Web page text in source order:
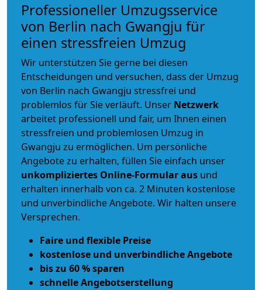
Professioneller Umzugsservice
von Berlin nach Gwangju für
einen stressfreien Umzug
Wir unterstützen Sie gerne bei diesen
Entscheidungen und versuchen, dass der Umzug
von Berlin nach Gwangju stressfrei und
problemlos für Sie verläuft. Unser Netzwerk
arbeitet professionell und fair, um Ihnen einen
stressfreien und problemlosen Umzug in
Gwangju zu ermöglichen. Um persönliche
Angebote zu erhalten, füllen Sie einfach unser
unkompliziertes Online-Formular aus und
erhalten innerhalb von ca. 2 Minuten kostenlose
und unverbindliche Angebote. Wir halten unsere
Versprechen.
Faire und flexible Preise
kostenlose und unverbindliche Angebote
bis zu 60 % sparen
schnelle Angebotserstellung